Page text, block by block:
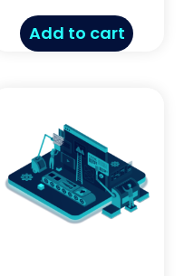
Add to cart